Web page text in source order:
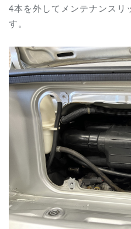
4本を外してメンテナンスリ
す。